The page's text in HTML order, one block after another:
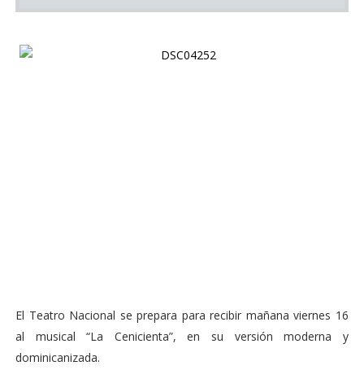
El Teatro Nacional se prepara para recibir mañana viernes 16
al musical “La Cenicienta”, en su versión moderna y
dominicanizada.